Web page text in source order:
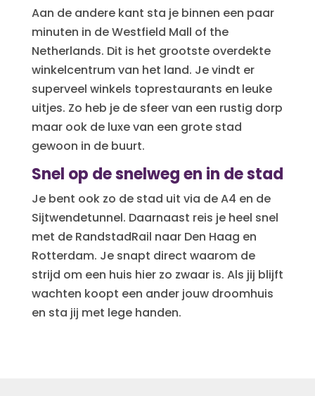
Aan de andere kant sta je binnen een paar
minuten in de Westfield Mall of the
Netherlands. Dit is het grootste overdekte
winkelcentrum van het land. Je vindt er
superveel winkels toprestaurants en leuke
uitjes. Zo heb je de sfeer van een rustig dorp
maar ook de luxe van een grote stad
gewoon in de buurt.
Snel op de snelweg en in de stad
Je bent ook zo de stad uit via de A4 en de
Sijtwendetunnel. Daarnaast reis je heel snel
met de RandstadRail naar Den Haag en
Rotterdam. Je snapt direct waarom de
strijd om een huis hier zo zwaar is. Als jij blijft
wachten koopt een ander jouw droomhuis
en sta jij met lege handen.